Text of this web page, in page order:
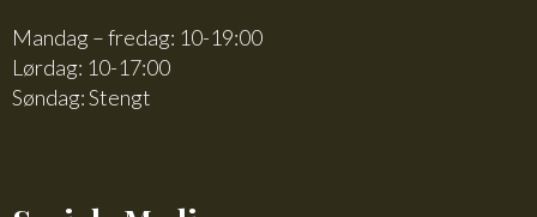
Mandag – fredag: 10-19:00
Lørdag: 10-17:00
Søndag: Stengt